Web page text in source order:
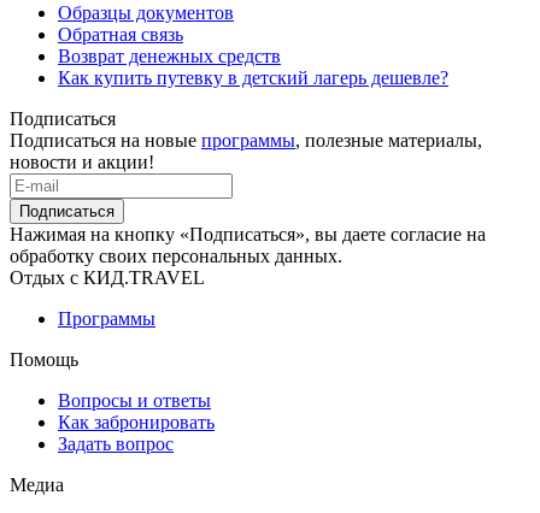
Образцы документов
Обратная связь
Возврат денежных средств
Как купить путевку в детский лагерь дешевле?
Подписаться
Подписаться на новые программы, полезные материалы,
новости и акции!
Подписаться
Нажимая на кнопку «Подписаться», вы даете согласие на
обработку своих персональных данных.
Отдых с КИД.TRAVEL
Программы
Помощь
Вопросы и ответы
Как забронировать
Задать вопрос
Медиа